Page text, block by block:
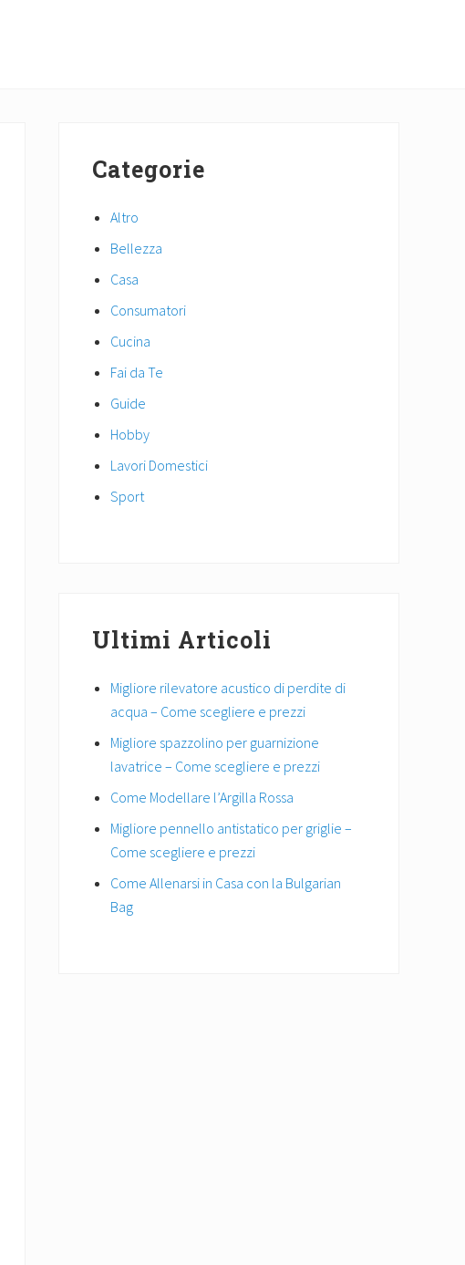
Sidebar
Categorie
Altro
Bellezza
Casa
Consumatori
Cucina
Fai da Te
Guide
Hobby
Lavori Domestici
Sport
Ultimi Articoli
Migliore rilevatore acustico di perdite di
acqua – Come scegliere e prezzi
Migliore spazzolino per guarnizione
lavatrice – Come scegliere e prezzi
Come Modellare l’Argilla Rossa
Migliore pennello antistatico per griglie –
Come scegliere e prezzi
Come Allenarsi in Casa con la Bulgarian
Bag